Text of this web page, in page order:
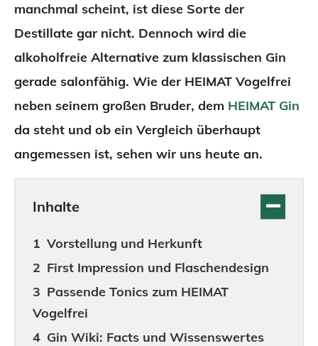
manchmal scheint, ist diese Sorte der
Destillate gar nicht. Dennoch wird die
alkoholfreie Alternative zum klassischen Gin
gerade salonfähig. Wie der HEIMAT Vogelfrei
neben seinem großen Bruder, dem HEIMAT Gin
da steht und ob ein Vergleich überhaupt
angemessen ist, sehen wir uns heute an.
Inhalte
Vorstellung und Herkunft
First Impression und Flaschendesign
Passende Tonics zum HEIMAT
Vogelfrei
Gin Wiki: Facts und Wissenswertes